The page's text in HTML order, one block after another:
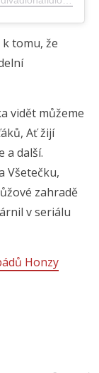
tomu, že
vidět můžeme
Ať žijí
a další.
Všetečku,
zahradě
v seriálu
Honzy